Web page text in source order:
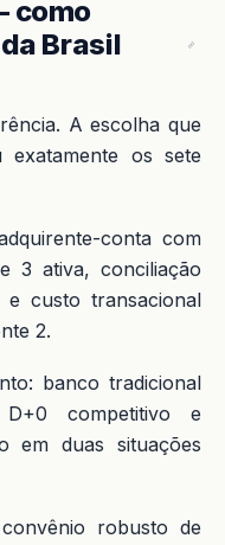
como
Brasil
A escolha que
os sete
conta com
3 ativa, conciliação
custo transacional
2.
banco tradicional
competitivo e
em duas situações
robusto de